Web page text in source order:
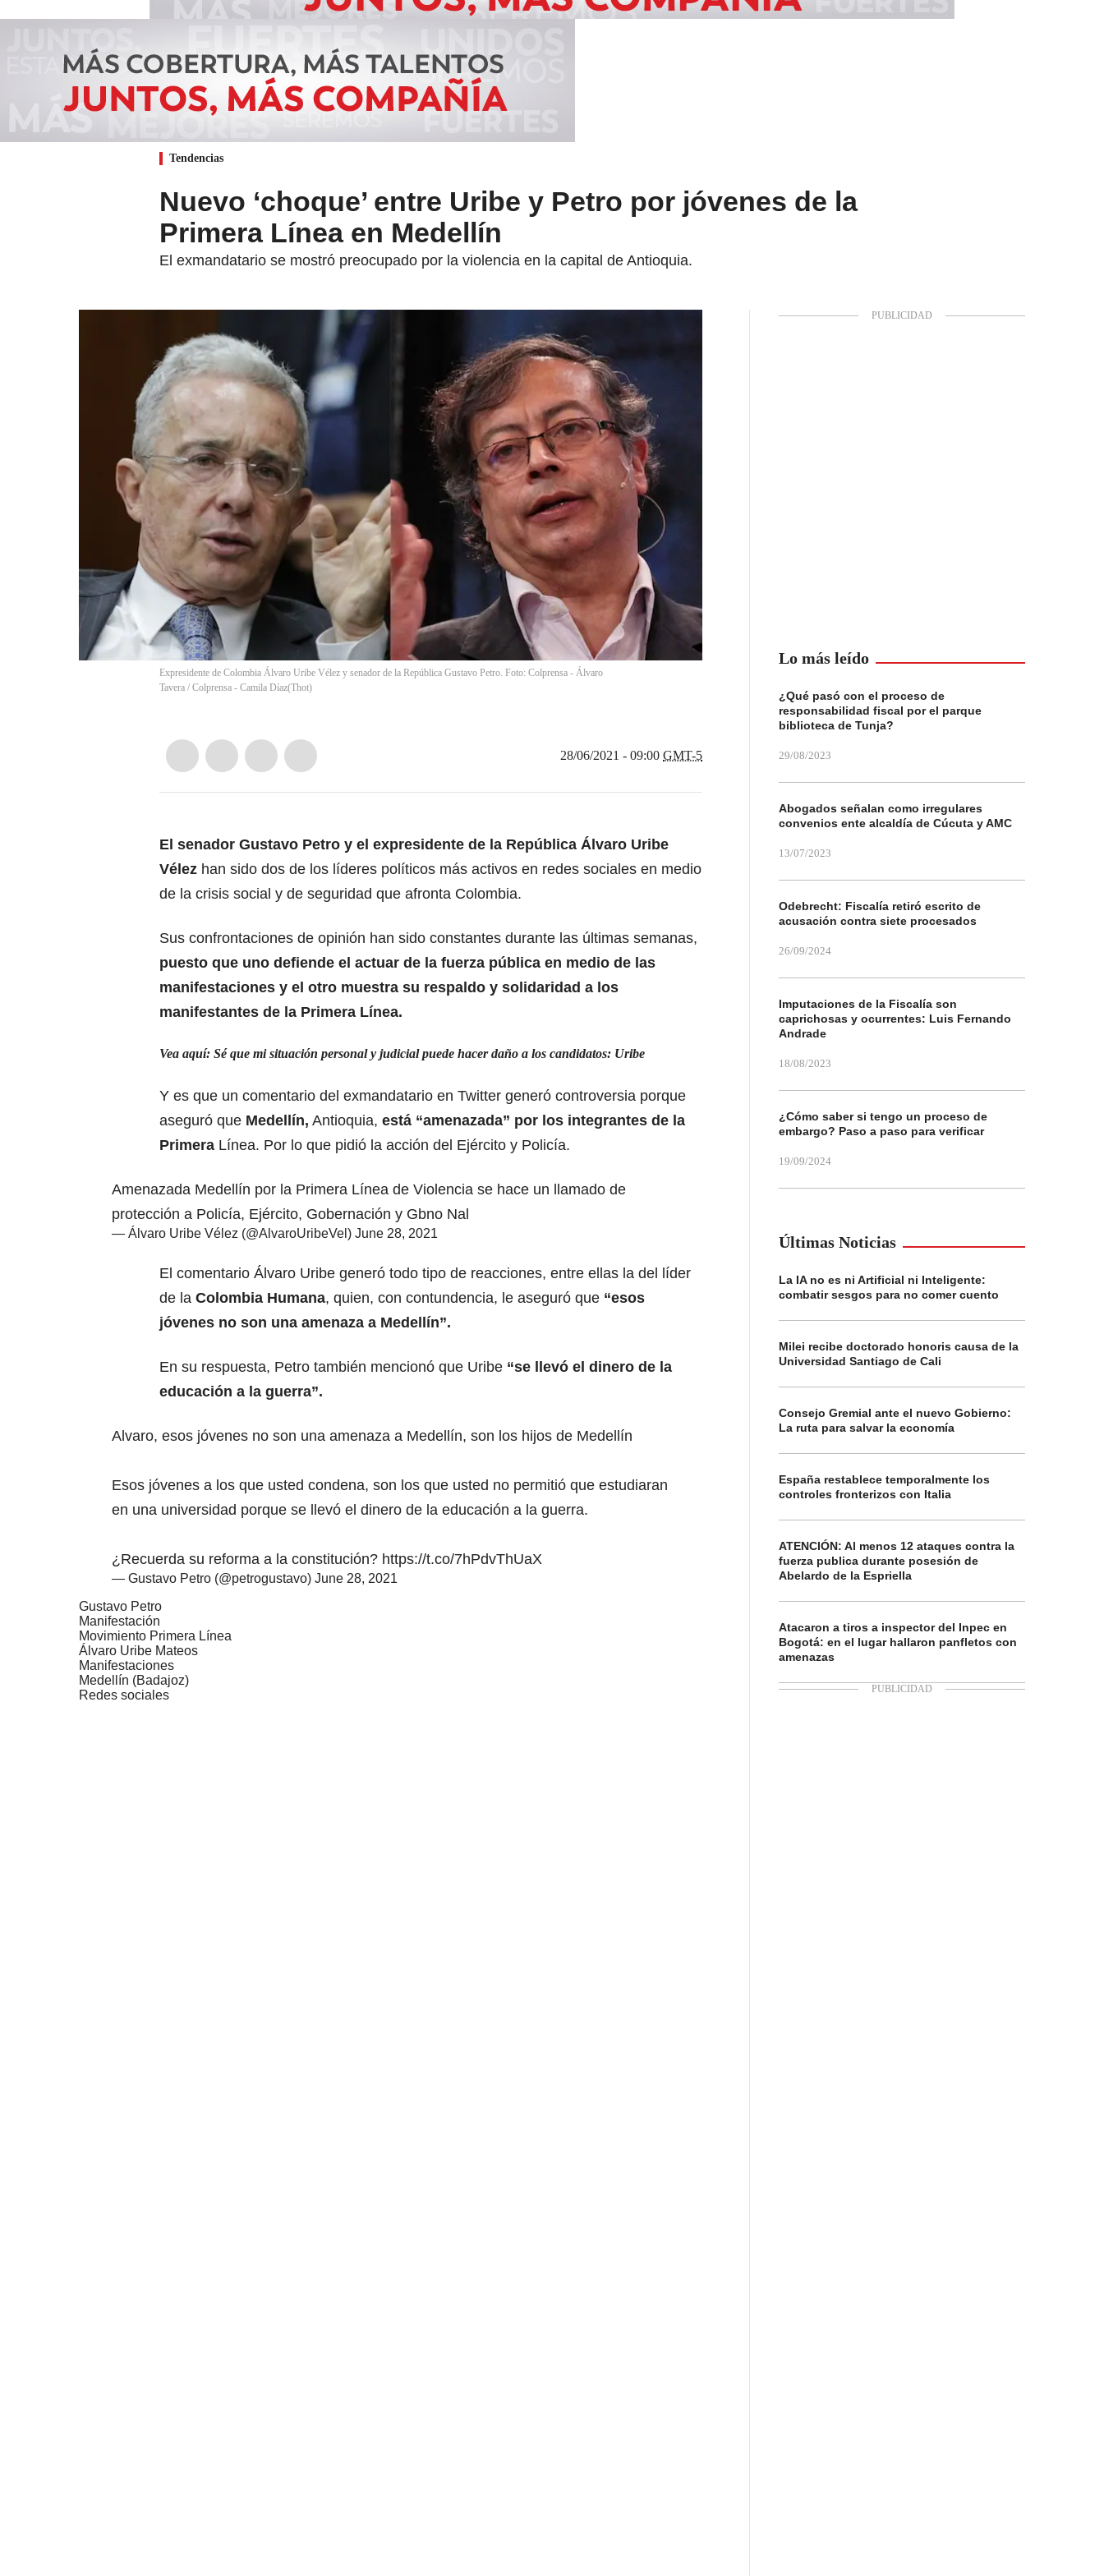
Tendencias
Nuevo ‘choque’ entre Uribe y Petro por jóvenes de la
Primera Línea en Medellín
El exmandatario se mostró preocupado por la violencia en la capital de Antioquia.
Expresidente de Colombia Álvaro Uribe Vélez y senador de la República Gustavo Petro. Foto: Colprensa - Álvaro
Tavera / Colprensa - Camila Díaz(Thot)
28/06/2021 - 09:00 GMT-5
El senador Gustavo Petro y el expresidente de la República Álvaro Uribe
Vélez han sido dos de los líderes políticos más activos en redes sociales en medio
de la crisis social y de seguridad que afronta Colombia.
Sus confrontaciones de opinión han sido constantes durante las últimas semanas,
puesto que uno defiende el actuar de la fuerza pública en medio de las
manifestaciones y el otro muestra su respaldo y solidaridad a los
manifestantes de la Primera Línea.
Vea aquí: Sé que mi situación personal y judicial puede hacer daño a los candidatos: Uribe
Y es que un comentario del exmandatario en Twitter generó controversia porque
aseguró que Medellín, Antioquia, está “amenazada” por los integrantes de la
Primera Línea. Por lo que pidió la acción del Ejército y Policía.
Amenazada Medellín por la Primera Línea de Violencia se hace un llamado de
protección a Policía, Ejército, Gobernación y Gbno Nal
— Álvaro Uribe Vélez (@AlvaroUribeVel) June 28, 2021
El comentario Álvaro Uribe generó todo tipo de reacciones, entre ellas la del líder
de la Colombia Humana, quien, con contundencia, le aseguró que “esos
jóvenes no son una amenaza a Medellín”.
En su respuesta, Petro también mencionó que Uribe “se llevó el dinero de la
educación a la guerra”.
Alvaro, esos jóvenes no son una amenaza a Medellín, son los hijos de Medellín
Esos jóvenes a los que usted condena, son los que usted no permitió que estudiaran
en una universidad porque se llevó el dinero de la educación a la guerra.
¿Recuerda su reforma a la constitución? https://t.co/7hPdvThUaX
— Gustavo Petro (@petrogustavo) June 28, 2021
Gustavo Petro
Manifestación
Movimiento Primera Línea
Álvaro Uribe Mateos
Manifestaciones
Medellín (Badajoz)
Redes sociales
Lo más leído
¿Qué pasó con el proceso de
responsabilidad fiscal por el parque
biblioteca de Tunja?
29/08/2023
Abogados señalan como irregulares
convenios ente alcaldía de Cúcuta y AMC
13/07/2023
Odebrecht: Fiscalía retiró escrito de
acusación contra siete procesados
26/09/2024
Imputaciones de la Fiscalía son
caprichosas y ocurrentes: Luis Fernando
Andrade
18/08/2023
¿Cómo saber si tengo un proceso de
embargo? Paso a paso para verificar
19/09/2024
Últimas Noticias
La IA no es ni Artificial ni Inteligente:
combatir sesgos para no comer cuento
Milei recibe doctorado honoris causa de la
Universidad Santiago de Cali
Consejo Gremial ante el nuevo Gobierno:
La ruta para salvar la economía
España restablece temporalmente los
controles fronterizos con Italia
ATENCIÓN: Al menos 12 ataques contra la
fuerza publica durante posesión de
Abelardo de la Espriella
Atacaron a tiros a inspector del Inpec en
Bogotá: en el lugar hallaron panfletos con
amenazas